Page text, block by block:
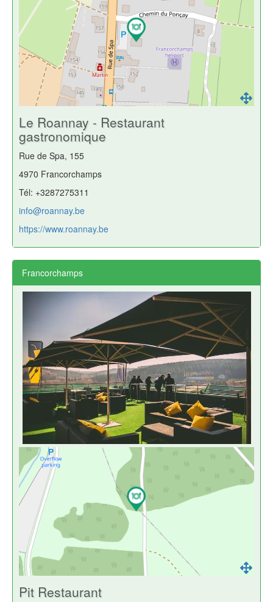
Le Roannay - Restaurant
gastronomique
Rue de Spa, 155
4970 Francorchamps
Tél: +3287275311
info@roannay.be
https://www.roannay.be
Francorchamps
Pit Restaurant